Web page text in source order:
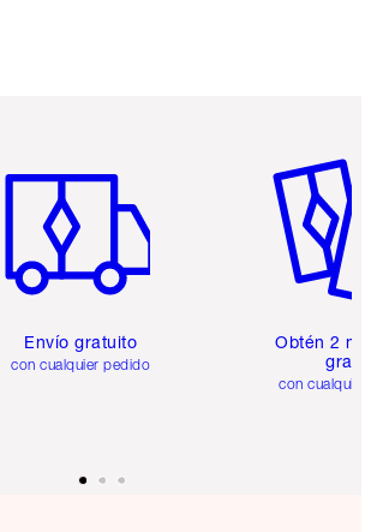
Envío gratuito
con cualquier pedido
Obtén 2
gratis
con